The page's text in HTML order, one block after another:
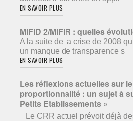
EN SAVOIR PLUS
MIFID 2/MIFIR : quelles
A la suite de la crise de 2008
un manque de transparence s
EN SAVOIR PLUS
Les réflexions actuelles sur
proportionnalité : un sujet à
Petits Etablissements »
Le CRR actuel prévoit déjà